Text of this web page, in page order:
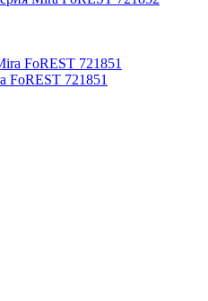
FoREST 721851